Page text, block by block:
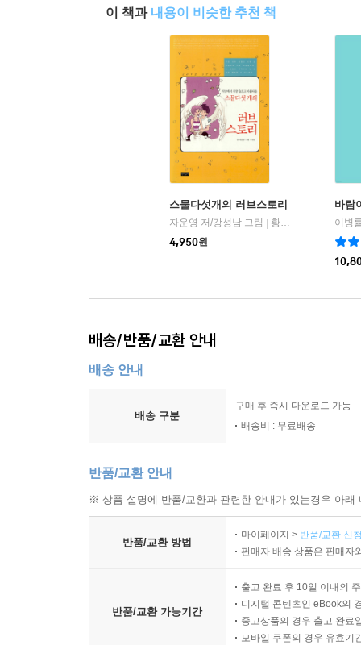
이 책과 내용이 비슷한 추천 책
스물다섯개의 러브스토리
자운영 저/강성남 그림 | 황금물고기
4,950원
바람
이병
배송/반품/교환 안내
배송 안내
배송 구분
구매 후 즉시 다운로드 가능
배송비 : 무료배송
반품/교환 안내
※ 상품 설명에 반품/교환과 관련한 안내가 있는경우 아
반품/교환 방법
마이페이지 > 반품/교환 신
판매자 배송 상품은 판매자
반품/교환 가능기간
출고 완료 후 10일 이내의
디지털 콘텐츠인 eBook의
중고상품의 경우 출고 완료
모바일 쿠폰의 경우 유효기